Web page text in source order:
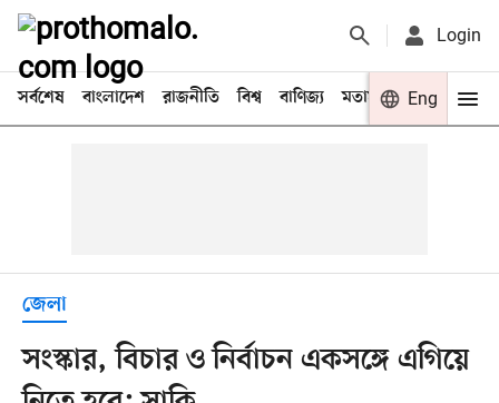
Login
সর্বশেষ বাংলাদেশ রাজনীতি বিশ্ব বাণিজ্য মতামত খেলা
Eng
জেলা
সংস্কার, বিচার ও নির্বাচন একসঙ্গে এগিয়ে